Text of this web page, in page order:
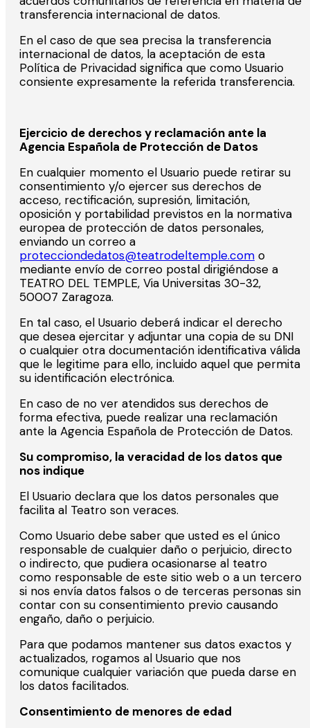
transferencia internacional de datos.
En el caso de que sea precisa la transferencia
internacional de datos, la aceptación de esta
Política de Privacidad significa que como Usuario
consiente expresamente la referida transferencia.
Ejercicio de derechos y reclamación ante la
Agencia Española de Protección de Datos
En cualquier momento el Usuario puede retirar su
consentimiento y/o ejercer sus derechos de
acceso, rectificación, supresión, limitación,
oposición y portabilidad previstos en la normativa
europea de protección de datos personales,
enviando un correo a
protecciondedatos@teatrodeltemple.com o
mediante envío de correo postal dirigiéndose a
TEATRO DEL TEMPLE, Via Universitas 30-32,
50007 Zaragoza.
En tal caso, el Usuario deberá indicar el derecho
que desea ejercitar y adjuntar una copia de su DNI
o cualquier otra documentación identificativa válida
que le legitime para ello, incluido aquel que permita
su identificación electrónica.
En caso de no ver atendidos sus derechos de
forma efectiva, puede realizar una reclamación
ante la Agencia Española de Protección de Datos.
Su compromiso, la veracidad de los datos que
nos indique
El Usuario declara que los datos personales que
facilita al Teatro son veraces.
Como Usuario debe saber que usted es el único
responsable de cualquier daño o perjuicio, directo
o indirecto, que pudiera ocasionarse al teatro
como responsable de este sitio web o a un tercero
si nos envía datos falsos o de terceras personas sin
contar con su consentimiento previo causando
engaño, daño o perjuicio.
Para que podamos mantener sus datos exactos y
actualizados, rogamos al Usuario que nos
comunique cualquier variación que pueda darse en
los datos facilitados.
Consentimiento de menores de edad